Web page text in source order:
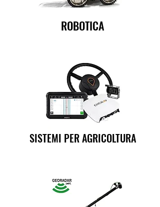
ROBOTICA
SISTEMI PER AGRICOLTURA